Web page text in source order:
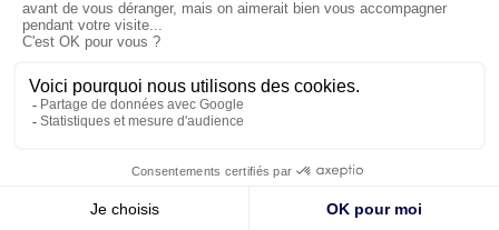
Ce mois-ci, avec Jean-Marie Guénois, relisons guerre et
paix - non pas l’aventure napoléonienne revue par Léon
© KTO 2026 — Mentions légales